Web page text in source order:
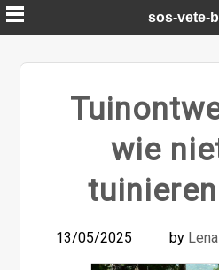
Skip
to
content
sos-vete-
wie
13/05/2025 by Lena